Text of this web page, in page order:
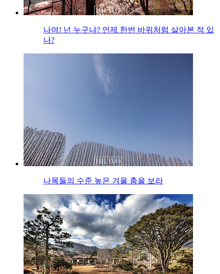
나여! 넌 누구냐? 언제 한번 바위처럼 살아본 적 있
나?
나목들의 수준 높은 겨울 춤을 보라